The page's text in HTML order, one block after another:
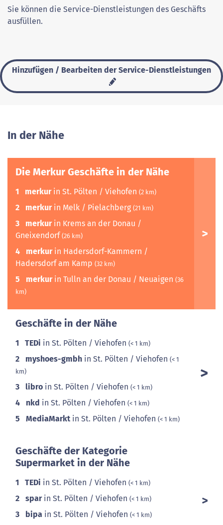
Sie können die Service-Dienstleistungen des Geschäfts
ausfüllen.
Hinzufügen / Bearbeiten der Service-Dienstleistungen
In der Nähe
Die Merkur Geschäfte in der Nähe
1 merkurin St. Pölten / Viehofen (2 km)
2 merkurin Melk / Pielachberg (21 km)
3 merkurin Krems an der Donau /
Gneixendorf (26 km)
4 merkurin Hadersdorf-Kammern /
Hadersdorf am Kamp (32 km)
5 merkurin Tulln an der Donau / Neuaigen (36
km)
Geschäfte in der Nähe
1 TEDi in St. Pölten / Viehofen (< 1 km)
2 myshoes-gmbh in St. Pölten / Viehofen (< 1
km)
3 libro in St. Pölten / Viehofen (< 1 km)
4 nkd in St. Pölten / Viehofen (< 1 km)
5 MediaMarkt in St. Pölten / Viehofen (< 1 km)
Geschäfte der Kategorie
Supermarket in der Nähe
1 TEDi in St. Pölten / Viehofen (< 1 km)
2 sparin St. Pölten / Viehofen (< 1 km)
3 bipa in St. Pölten / Viehofen (< 1 km)